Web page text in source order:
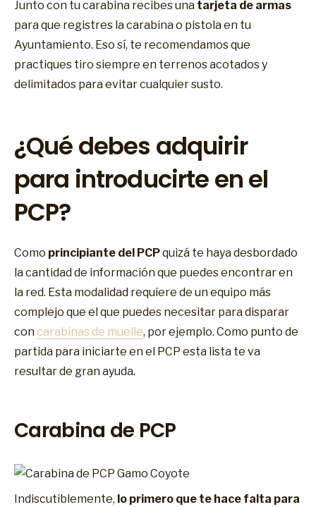
Junto con tu carabina recibes una tarjeta de armas
para que registres la carabina o pistola en tu
Ayuntamiento. Eso sí, te recomendamos que
practiques tiro siempre en terrenos acotados y
delimitados para evitar cualquier susto.
¿Qué debes adquirir
para introducirte en el
PCP?
Como principiante del PCPquizá te haya desbordado
la cantidad de información que puedes encontrar en
la red. Esta modalidad requiere de un equipo más
complejo que el que puedes necesitar para disparar
concarabinas de muelle, por ejemplo. Como punto de
partida para iniciarte en el PCP esta lista te va
resultar de gran ayuda.
Carabina de PCP
Indiscutiblemente, lo primero que te hace falta para